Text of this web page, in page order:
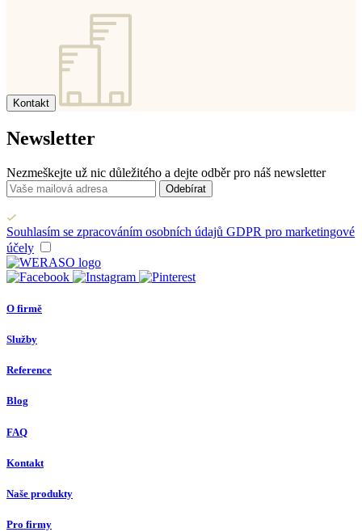
Kontakt
Newsletter
Nezmeškejte už nic důležitého a dejte odběr pro náš newsletter
Odebírat
Souhlasím se zpracováním osobních údajů GDPR pro marketingové
účely
O firmě
Služby
Reference
Blog
FAQ
Kontakt
Naše produkty
Pro firmy